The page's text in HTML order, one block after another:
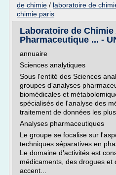
de chimie / laboratoire de
chimie paris
Laboratoire de
Pharmaceutique ... -
annuaire
Sciences analytiques
Sous l'entité des Sciences
groupes d'analyses
biomédicales et
spécialisés de l'analyse des
traitement de données les
Analyses pharmaceutiques
Le groupe se focalise sur
techniques séparatives en
Le domaine d'activités est
médicaments, des drogues et
accent...